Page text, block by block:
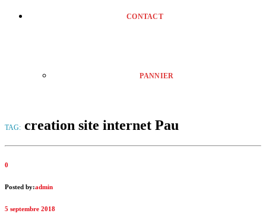
CONTACT
PANNIER
TAG: creation site internet Pau
0
Posted by:admin
5 septembre 2018